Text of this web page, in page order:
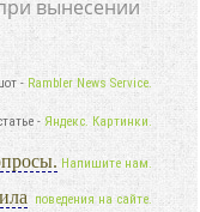
вынесении
- Rambler News Service.
- Яндекс. Картинки.
Напишите нам.
поведения на сайте.